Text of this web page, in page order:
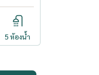
5 ห้องน้ำ